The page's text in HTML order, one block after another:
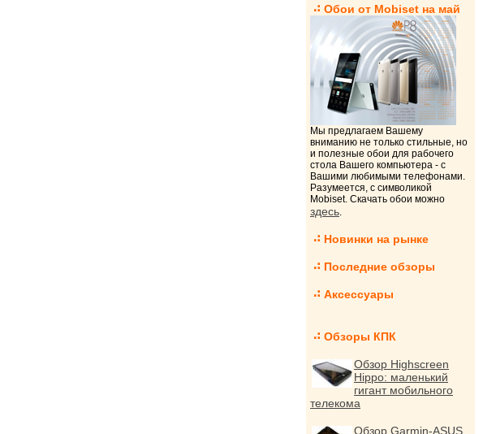
Обои от Mobiset на май
Мы предлагаем Вашему
вниманию не только стильные, но
и полезные обои для рабочего
стола Вашего компьютера - с
Вашими любимыми телефонами.
Разумеется, с символикой
Mobiset. Скачать обои можно
здесь.
Новинки на рынке
Последние обзоры
Аксессуары
Обзоры КПК
Обзор Highscreen
Hippo: маленький
гигант мобильного
телекома
Обзор Garmin-ASUS